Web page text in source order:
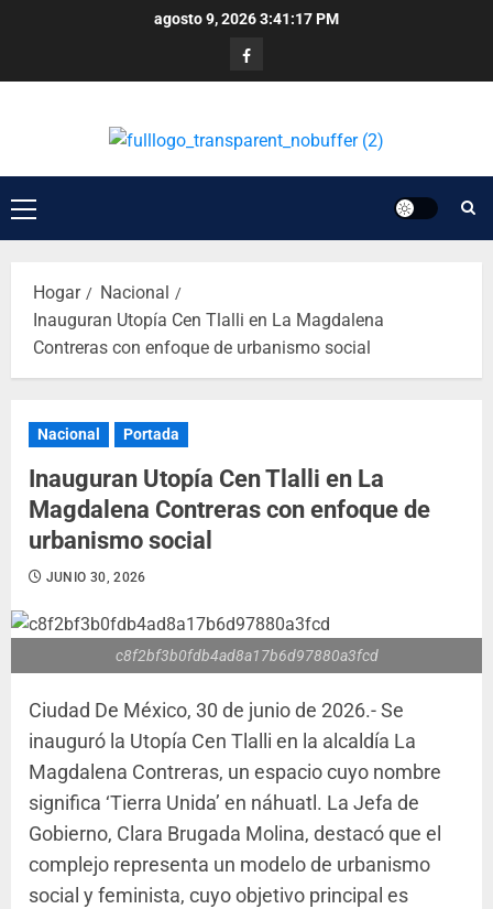
agosto 9, 20263:41:18 PM
Hogar
Nacional
Inauguran Utopía Cen Tlalli en La Magdalena
Contreras con enfoque de urbanismo social
Nacional Portada
Inauguran Utopía Cen Tlalli en La
Magdalena Contreras con enfoque de
urbanismo social
JUNIO 30, 2026
c8f2bf3b0fdb4ad8a17b6d97880a3fcd
Ciudad De México, 30 de junio de 2026.- Se
inauguró la Utopía Cen Tlalli en la alcaldía La
Magdalena Contreras, un espacio cuyo nombre
significa ‘Tierra Unida’ en náhuatl. La Jefa de
Gobierno, Clara Brugada Molina, destacó que el
complejo representa un modelo de urbanismo
social y feminista, cuyo objetivo principal es